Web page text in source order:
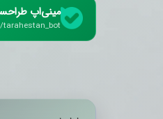
مینی‌اپ
tarahestan_bot